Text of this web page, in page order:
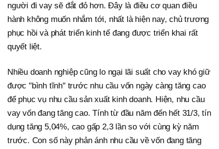
người đi vay sẽ đắt đỏ hơn. Đây là điều cơ quan điều
hành không muốn nhắm tới, nhất là hiện nay, chủ trương
phục hồi và phát triển kinh tế đang được triển khai rất
quyết liệt.
Nhiều doanh nghiệp cũng lo ngại lãi suất cho vay khó giữ
được "bình tĩnh" trước nhu cầu vốn ngày càng tăng cao
để phục vụ nhu cầu sản xuất kinh doanh. Hiện, nhu cầu
vay vốn đang tăng cao. Tính từ đầu năm đến hết 31/3, tín
dụng tăng 5,04%, cao gấp 2,3 lần so với cùng kỳ năm
trước. Con số này phản ánh nhu cầu về vốn đang tăng